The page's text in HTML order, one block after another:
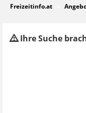
Freizeitinfo.at
Ihre Suche